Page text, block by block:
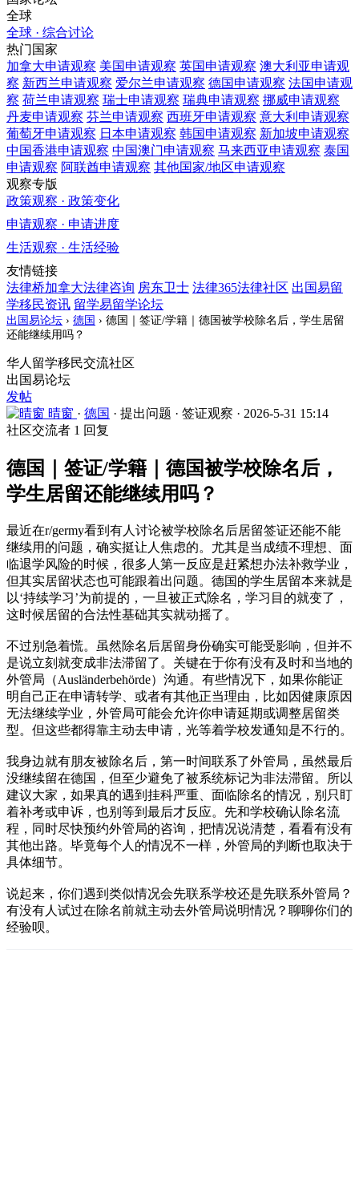
全球
全球 · 综合讨论
热门国家
加拿大申请观察 美国申请观察 英国申请观察 澳大利亚申请观
察 新西兰申请观察 爱尔兰申请观察 德国申请观察 法国申请观
察 荷兰申请观察 瑞士申请观察 瑞典申请观察 挪威申请观察
丹麦申请观察 芬兰申请观察 西班牙申请观察 意大利 申请观察
葡萄牙申请观察 日本申请观察 韩国申请观察 新加坡申请观察
中国香港申请观察 中国澳门申请观察 马来西亚申请观察 泰国
申请观察 阿联酋申请观察 其他国家/地区申请观察
观察专版
政策观察 · 政策变化
申请观察 · 申请进度
生活观察 · 生活经验
友情链接
法律桥加拿大法律咨询 房东卫士 法律365法律社区 出国易留
学移民资讯 留学易留学论坛
出国易论坛 › 德国 › 德国｜签证/学籍｜德国被学校除名后，学生居留
还能继续用吗？
华人留学移民交流社区
出国易论坛
发帖
晴窗 · 德国 · 提出问题 · 签证观察 · 2026-5-31 15:14
社区交流者 1 回复
德国｜签证/学籍｜德国被学校除名后，
学生居留还能继续用吗？
最近在r/germy看到有人讨论被学校除名后居留签证还能不能
继续用的问题，确实挺让人焦虑的。尤其是当成绩不理想、面
临退学风险的时候，很多人第一反应是赶紧想办法补救学业，
但其实居留状态也可能跟着出问题。德国的学生居留本来就是
以‘持续学习’为前提的，一旦被正式除名，学习目的就变了，
这时候居留的合法性基础其实就动摇了。
不过别急着慌。虽然除名后居留身份确实可能受影响，但并不
是说立刻就变成非法滞留了。关键在于你有没有及时和当地的
外管局（Ausländerbehörde）沟通。有些情况下，如果你能证
明自己正在申请转学、或者有其他正当理由，比如因健康原因
无法继续学业，外管局可能会允许你申请延期或调整居留类
型。但这些都得靠主动去申请，光等着学校发通知是不行的。
我身边就有朋友被除名后，第一时间联系了外管局，虽然最后
没继续留在德国，但至少避免了被系统标记为非法滞留。所以
建议大家，如果真的遇到挂科严重、面临除名的情况，别只盯
着补考或申诉，也别等到最后才反应。先和学校确认除名流
程，同时尽快预约外管局的咨询，把情况说清楚，看看有没有
其他出路。毕竟每个人的情况不一样，外管局的判断也取决于
具体细节。
说起来，你们遇到类似情况会先联系学校还是先联系外管局？
有没有人试过在除名前就主动去外管局说明情况？聊聊你们的
经验呗。